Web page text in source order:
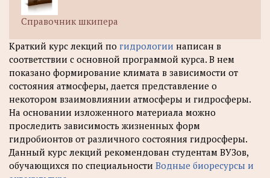
Справочник шкипера
Краткий курс лекций по гидрологии написан в
соответствии с основной программой курса. В нем
показано формирование климата в зависимости от
состояния атмосферы, дается представление о
некотором взаимовлиянии атмосферы и гидросферы.
На основании изложенного материала можно
проследить зависимость жизненных форм
гидробионтов от различного состояния гидросферы.
Данный курс лекций рекомендован студентам ВУЗов,
обучающихся по специальности Водные биоресурсы и